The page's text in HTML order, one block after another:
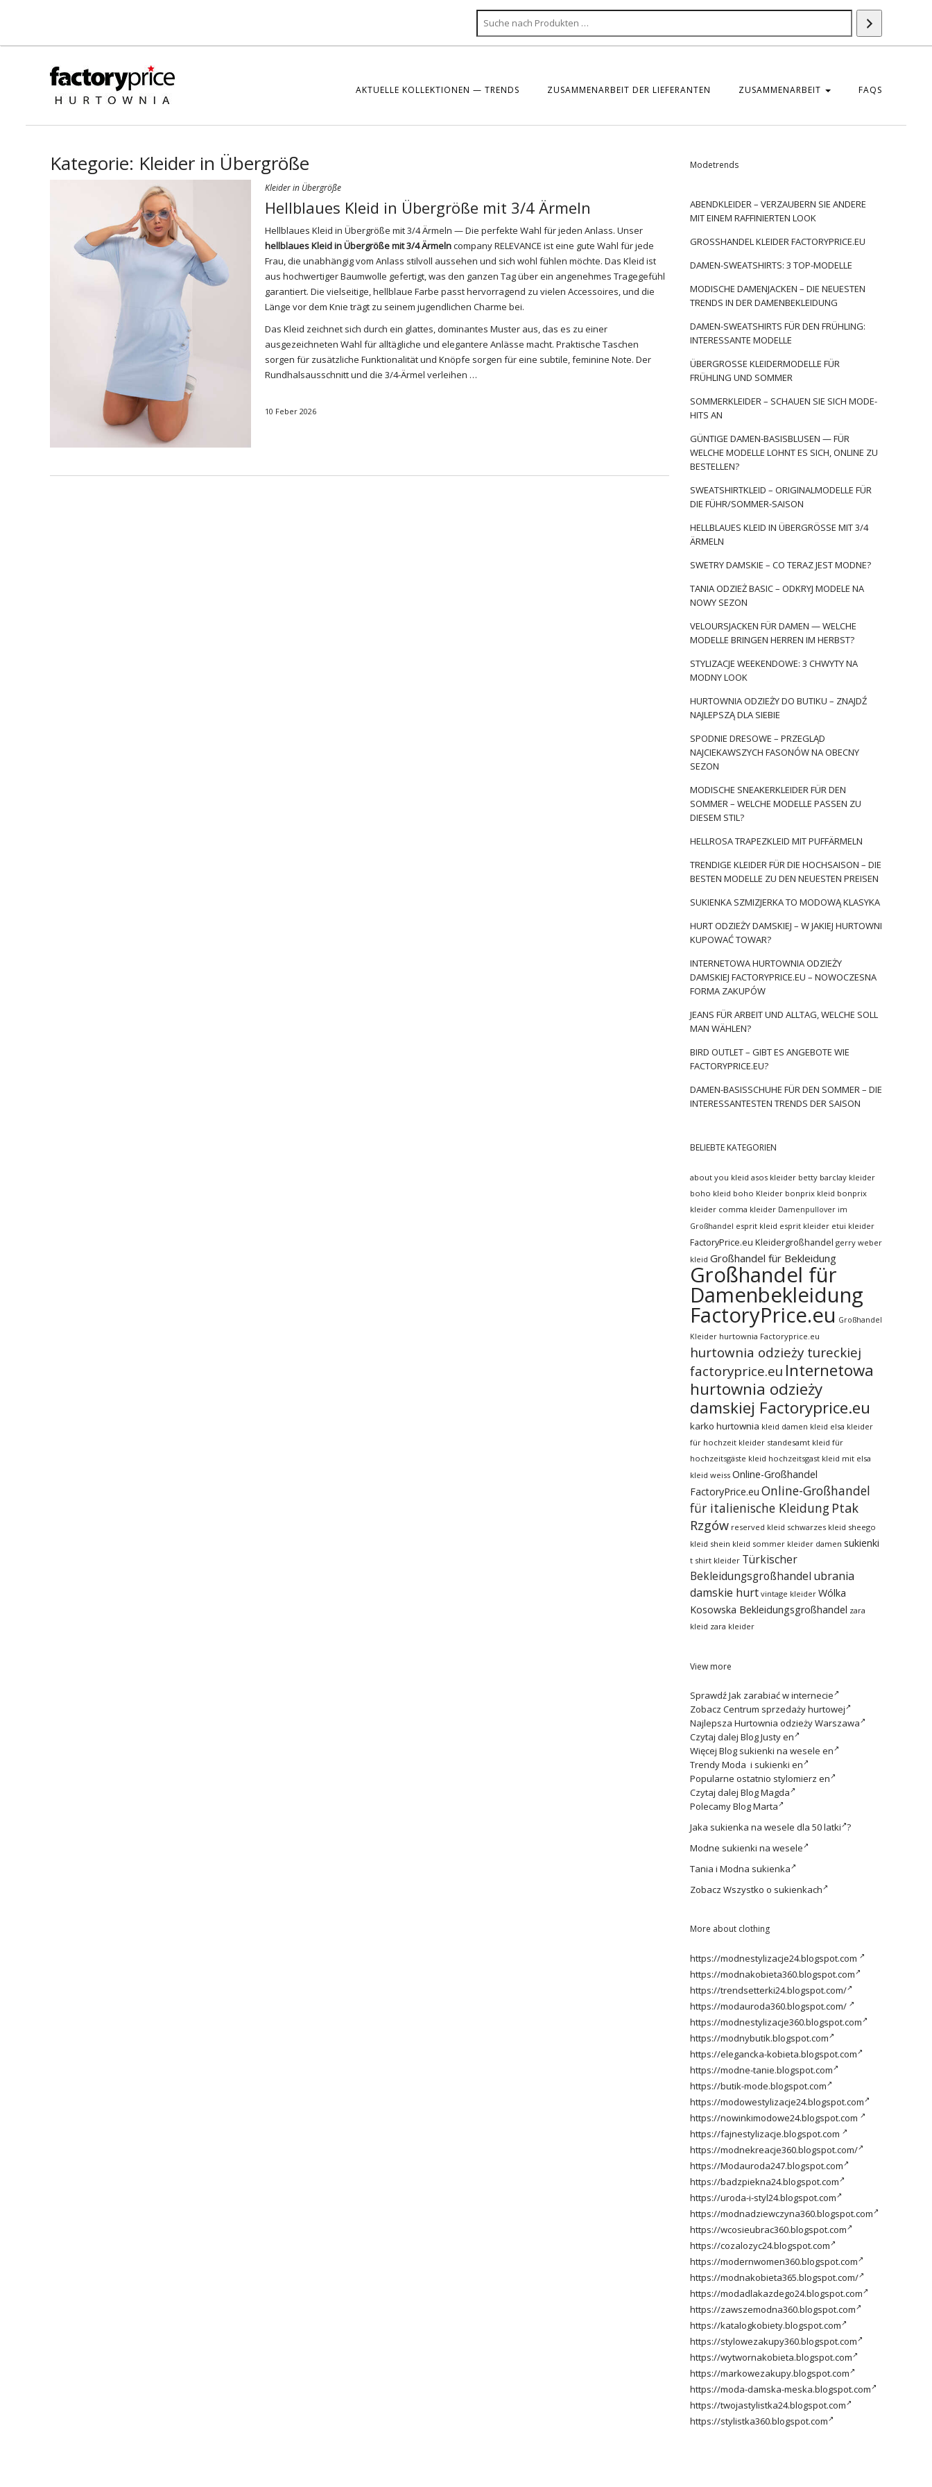
AKTUELLE KOLLEKTIONEN — TRENDS ZUSAMMENARBEIT DER LIEFERANTEN ZUSAMMENARBEIT FAQS
Kategorie: Kleider in Übergröße
Kleider in Übergröße
Hellblaues Kleid in Übergröße mit 3/4 Ärmeln
Hellblaues Kleid in Übergröße mit 3/4 Ärmeln — Die perfekte Wahl für jeden Anlass. Unser
hellblaues Kleid in Übergröße mit 3/4 Ärmelncompany RELEVANCE ist eine gute Wahl für jede
Frau, die unabhängig vom Anlass stilvoll aussehen und sich wohl fühlen möchte. Das Kleid ist
aus hochwertiger Baumwolle gefertigt, was den ganzen Tag über ein angenehmes Tragegefühl
garantiert. Die vielseitige, hellblaue Farbe passt hervorragend zu vielen Accessoires, und die
Länge vor dem Knie trägt zu seinem jugendlichen Charme bei.
Das Kleid zeichnet sich durch ein glattes, dominantes Muster aus, das es zu einer
ausgezeichneten Wahl für alltägliche und elegantere Anlässe macht. Praktische Taschen
sorgen für zusätzliche Funktionalität und Knöpfe sorgen für eine subtile, feminine Note. Der
Rundhalsausschnitt und die 3/4-Ärmel verleihen …
10 Feber 2026
Modetrends
ABENDKLEIDER – VERZAUBERN SIE ANDERE
MIT EINEM RAFFINIERTEN LOOK
GROSSHANDEL KLEIDER FACTORYPRICE.EU
DAMEN-SWEATSHIRTS: 3 TOP-MODELLE
MODISCHE DAMENJACKEN – DIE NEUESTEN
TRENDS IN DER DAMENBEKLEIDUNG
DAMEN-SWEATSHIRTS FÜR DEN FRÜHLING:
INTERESSANTE MODELLE
ÜBERGROSSE KLEIDERMODELLE FÜR F
RÜHLING UND SOMMER
SOMMERKLEIDER – SCHAUEN SIE SICH MODE-
HITS AN
GÜNTIGE DAMEN-BASISBLUSEN — FÜR
WELCHE MODELLE LOHNT ES SICH, ONLINE ZU
BESTELLEN?
SWEATSHIRTKLEID – ORIGINALMODELLE FÜR
DIE FÜHR/SOMMER-SAISON
HELLBLAUES KLEID IN ÜBERGRÖSSE MIT 3/4 Ä
RMELN
SWETRY DAMSKIE – CO TERAZ JEST MODNE?
TANIA ODZIEŻ BASIC – ODKRYJ MODELE NA
NOWY SEZON
VELOURSJACKEN FÜR DAMEN — WELCHE
MODELLE BRINGEN HERREN IM HERBST?
STYLIZACJE WEEKENDOWE: 3 CHWYTY NA
MODNY LOOK
HURTOWNIA ODZIEŻY DO BUTIKU – ZNAJDŹ
NAJLEPSZĄ DLA SIEBIE
SPODNIE DRESOWE – PRZEGLĄD
NAJCIEKAWSZYCH FASONÓW NA OBECNY
SEZON
MODISCHE SNEAKERKLEIDER FÜR DEN
SOMMER – WELCHE MODELLE PASSEN ZU
DIESEM STIL?
HELLROSA TRAPEZKLEID MIT PUFFÄRMELN
TRENDIGE KLEIDER FÜR DIE HOCHSAISON – DIE
BESTEN MODELLE ZU DEN NEUESTEN PREISEN
SUKIENKA SZMIZJERKA TO MODOWĄ KLASYKA
HURT ODZIEŻY DAMSKIEJ – W JAKIEJ HURTOWNI
KUPOWAĆ TOWAR?
INTERNETOWA HURTOWNIA ODZIEŻY
DAMSKIEJ FACTORYPRICE.EU – NOWOCZESNA
FORMA ZAKUPÓW
JEANS FÜR ARBEIT UND ALLTAG, WELCHE SOLL
MAN WÄHLEN?
BIRD OUTLET – GIBT ES ANGEBOTE WIE
FACTORYPRICE.EU?
DAMEN-BASISSCHUHE FÜR DEN SOMMER – DIE
INTERESSANTESTEN TRENDS DER SAISON
BELIEBTE KATEGORIEN
about you kleid asos kleider betty barclay kleider
boho kleid boho Kleider bonprix kleid bonprix
kleider comma kleider Damenpullover im
Großhandel esprit kleid esprit kleider etui kleider
FactoryPrice.eu Kleidergroßhandel gerry weber
kleid Großhandel für Bekleidung
Großhandel für
Damenbekleidung
FactoryPrice.eu Großhandel
Kleider hurtownia Factoryprice.eu
hurtownia odzieży tureckiej
factoryprice.eu Internetowa
hurtownia odzieży
damskiej Factoryprice.eu
karko hurtownia kleid damen kleid elsa kleider
für hochzeit kleider standesamt kleid für
hochzeitsgäste kleid hochzeitsgast kleid mit elsa
kleid weiss Online-Großhandel
FactoryPrice.eu Online-Großhandel
für italienische Kleidung Ptak
Rzgów reserved kleid schwarzes kleid sheego
kleid shein kleid sommer kleider damen sukienki
t shirt kleider Türkischer
Bekleidungsgroßhandel ubrania
damskie hurt vintage kleider Wólka
Kosowska Bekleidungsgroßhandel zara
kleid zara kleider
View more
SprawdźJak zarabiać w internecie
Zobacz Centrum sprzedaży hurtowej
Najlepsza Hurtownia odzieży Warszawa
Czytaj dalej Blog Justy en
Więcej Blog sukienki na wesele en
TrendyModa i sukienki en
Popularne ostatnio stylomierz en
Czytaj dalej Blog Magda
PolecamyBlog Marta
Jaka sukienka na wesele dla 50 latki ?
Modne sukienki na wesele
Tania i Modna sukienka
Zobacz Wszystko o sukienkach
More about clothing
https://modnestylizacje24.blogspot.com
https://modnakobieta360.blogspot.com
https://trendsetterki24.blogspot.com/
https://modauroda360.blogspot.com/
https://modnestylizacje360.blogspot.com
https://modnybutik.blogspot.com
https://elegancka-kobieta.blogspot.com
https://modne-tanie.blogspot.com
https://butik-mode.blogspot.com
https://modowestylizacje24.blogspot.com
https://nowinkimodowe24.blogspot.com
https://fajnestylizacje.blogspot.com
https://modnekreacje360.blogspot.com/
https://Modauroda247.blogspot.com
https://badzpiekna24.blogspot.com
https://uroda-i-styl24.blogspot.com
https://modnadziewczyna360.blogspot.com
https://wcosieubrac360.blogspot.com
https://cozalozyc24.blogspot.com
https://modernwomen360.blogspot.com
https://modnakobieta365.blogspot.com/
https://modadlakazdego24.blogspot.com
https://zawszemodna360.blogspot.com
https://katalogkobiety.blogspot.com
https://stylowezakupy360.blogspot.com
https://wytwornakobieta.blogspot.com
https://markowezakupy.blogspot.com
https://moda-damska-meska.blogspot.com
https://twojastylistka24.blogspot.com
https://stylistka360.blogspot.com